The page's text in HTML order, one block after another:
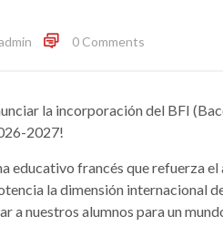
0 Comments
la incorporación del BFI
2027!
educativo francés que refuerza
la dimensión internacional
a nuestros alumnos para un